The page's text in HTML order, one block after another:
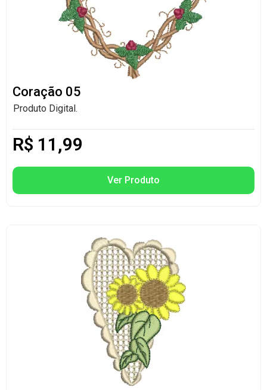
Coração 05
Produto Digital.
R$ 11,99
Ver Produto